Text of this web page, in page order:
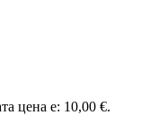
цена е: 10,00 €.